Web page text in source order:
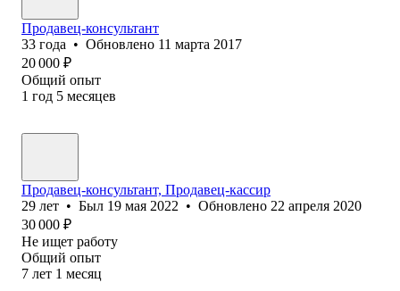
Продавец-консультант
33 года • Обновлено 11 марта 2017
20 000 ₽
Общий опыт
1 год 5 месяцев
Продавец-консультант, Продавец-кассир
29 лет • Был 19 мая 2022 • Обновлено 22 апреля 2020
30 000 ₽
Не ищет работу
Общий опыт
7 лет 1 месяц